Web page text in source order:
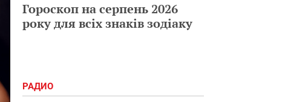
Гороскоп на серпень 2026
року для всіх знаків зодіаку
РАДИО